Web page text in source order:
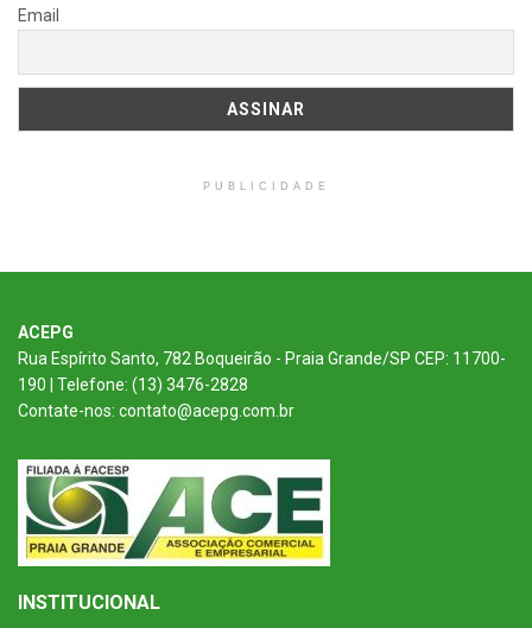
Email
PUBLICIDADE
ACEPG
Rua Espírito Santo, 782 Boqueirão - Praia Grande/SP CEP: 11700-
190 | Telefone: (13) 3476-2828
Contate-nos: contato@acepg.com.br
INSTITUCIONAL